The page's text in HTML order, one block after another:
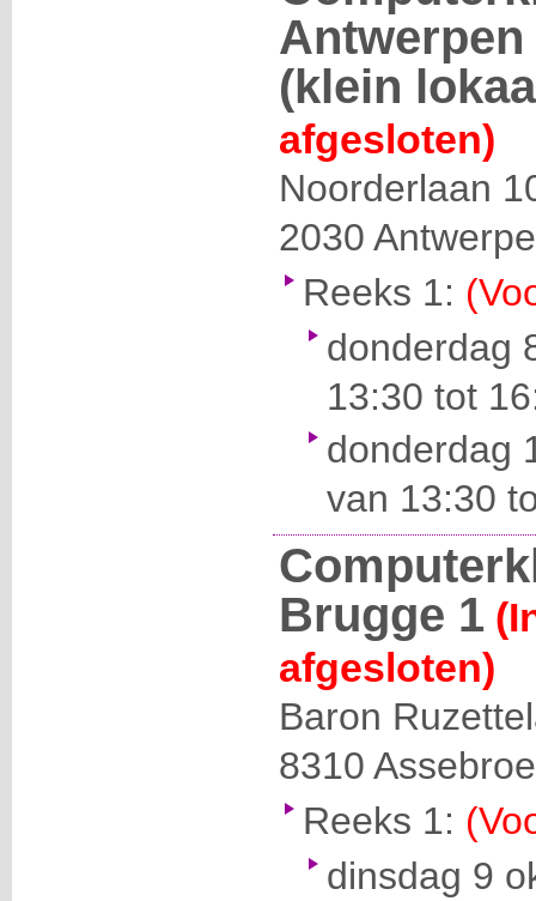
(klein
afgesloten)
Noorderlaan
2030
Reeks 1:
donderdag
13:30 tot
donderdag
van 13:30
Brugge 1
afgesloten)
Baron
8310
Reeks 1:
dinsdag 9